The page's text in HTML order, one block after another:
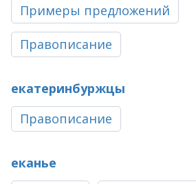
Примеры предложений
Правописание
екатеринбуржцы
Правописание
еканье